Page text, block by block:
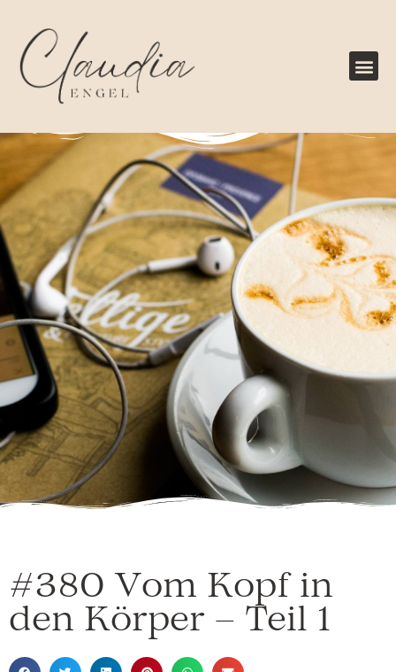
#380 Vom Kopf in
den Körper – Teil 1